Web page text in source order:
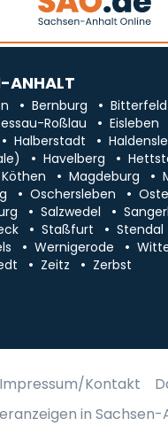
ANHALT
Bernburg
Roßlau Eisleben
Halberstadt
Havelberg
Köthen Magdeburg
Oschersleben
Salzwedel
Staßfurt Stendal
Wernigerode
Zeitz Zerbst
Impressum/Kontakt
in Sachsen-